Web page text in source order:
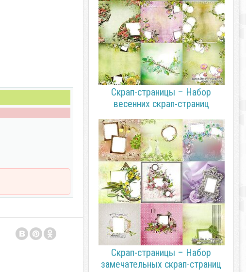
Скрап-страницы – Набор
весенних скрап-страниц
Скрап-страницы – Набор
замечательных скрап-страниц